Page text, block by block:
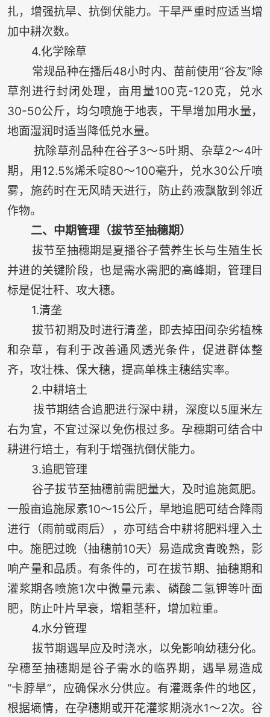
扎，增强抗旱、抗倒伏能力。干旱严重时应适当增
加中耕次数。
4.化学除草
常规品种在播后48小时内、苗前使用“谷友”除
草剂进行封闭处理，亩用量100克-120克，兑水
30-50公斤，均匀喷施于地表，干旱增加用水量，
地面湿润时适当降低兑水量。
抗除草剂品种在谷子3～5叶期、杂草2～4叶
期，用12.5%烯禾啶80～100毫升，兑水30公斤喷
雾，施药时在无风晴天进行，防止药液飘散到邻近
作物。
二、中期管理（拔节至抽穗期）
拔节至抽穗期是夏播谷子营养生长与生殖生长
并进的关键阶段，也是需水需肥的高峰期，管理目
标是促壮秆、攻大穗。
1.清垄
拔节初期及时进行清垄，即去掉田间杂劣植株
和杂草，有利于改善通风透光条件，促进群体整
齐，攻壮株、保大穗，提高单株主穗结实率。
2.中耕培土
拔节期结合追肥进行深中耕，深度以5厘米左
右为宜，不宜过深以免伤根过多。孕穗期可结合中
耕进行培土，有利于增强抗倒伏能力。
3.追肥管理
谷子拔节至抽穗前需肥量大，及时追施氮肥。
一般亩追施尿素10～15公斤，旱地追肥可结合降雨
进行（雨前或雨后），亦可结合中耕将肥料埋入土
中。施肥过晚（抽穗前10天）易造成贪青晚熟，影
响产量和品质。有条件的，可在拔节期、抽穗期和
灌浆期各喷施1次中微量元素、磷酸二氢钾等叶面
肥，防止叶片早衰，增粗茎秆，增加粒重。
4.水分管理
拔节期遇旱应及时浇水，以免影响幼穗分化。
孕穗至抽穗期是谷子需水的临界期，遇旱易造成
“卡脖旱”，应确保水分供应。有灌溉条件的地区，
根据墒情，在孕穗期或开花灌浆期浇水1～2次。谷